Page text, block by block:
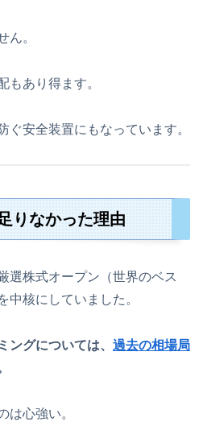
ん。
もあり得ます。
ぐ安全装置にもなっています。
りなかった理由
選株式オープン（世界のベス
中核にしていました。
ングについては、 過去の相場局
は心強い。